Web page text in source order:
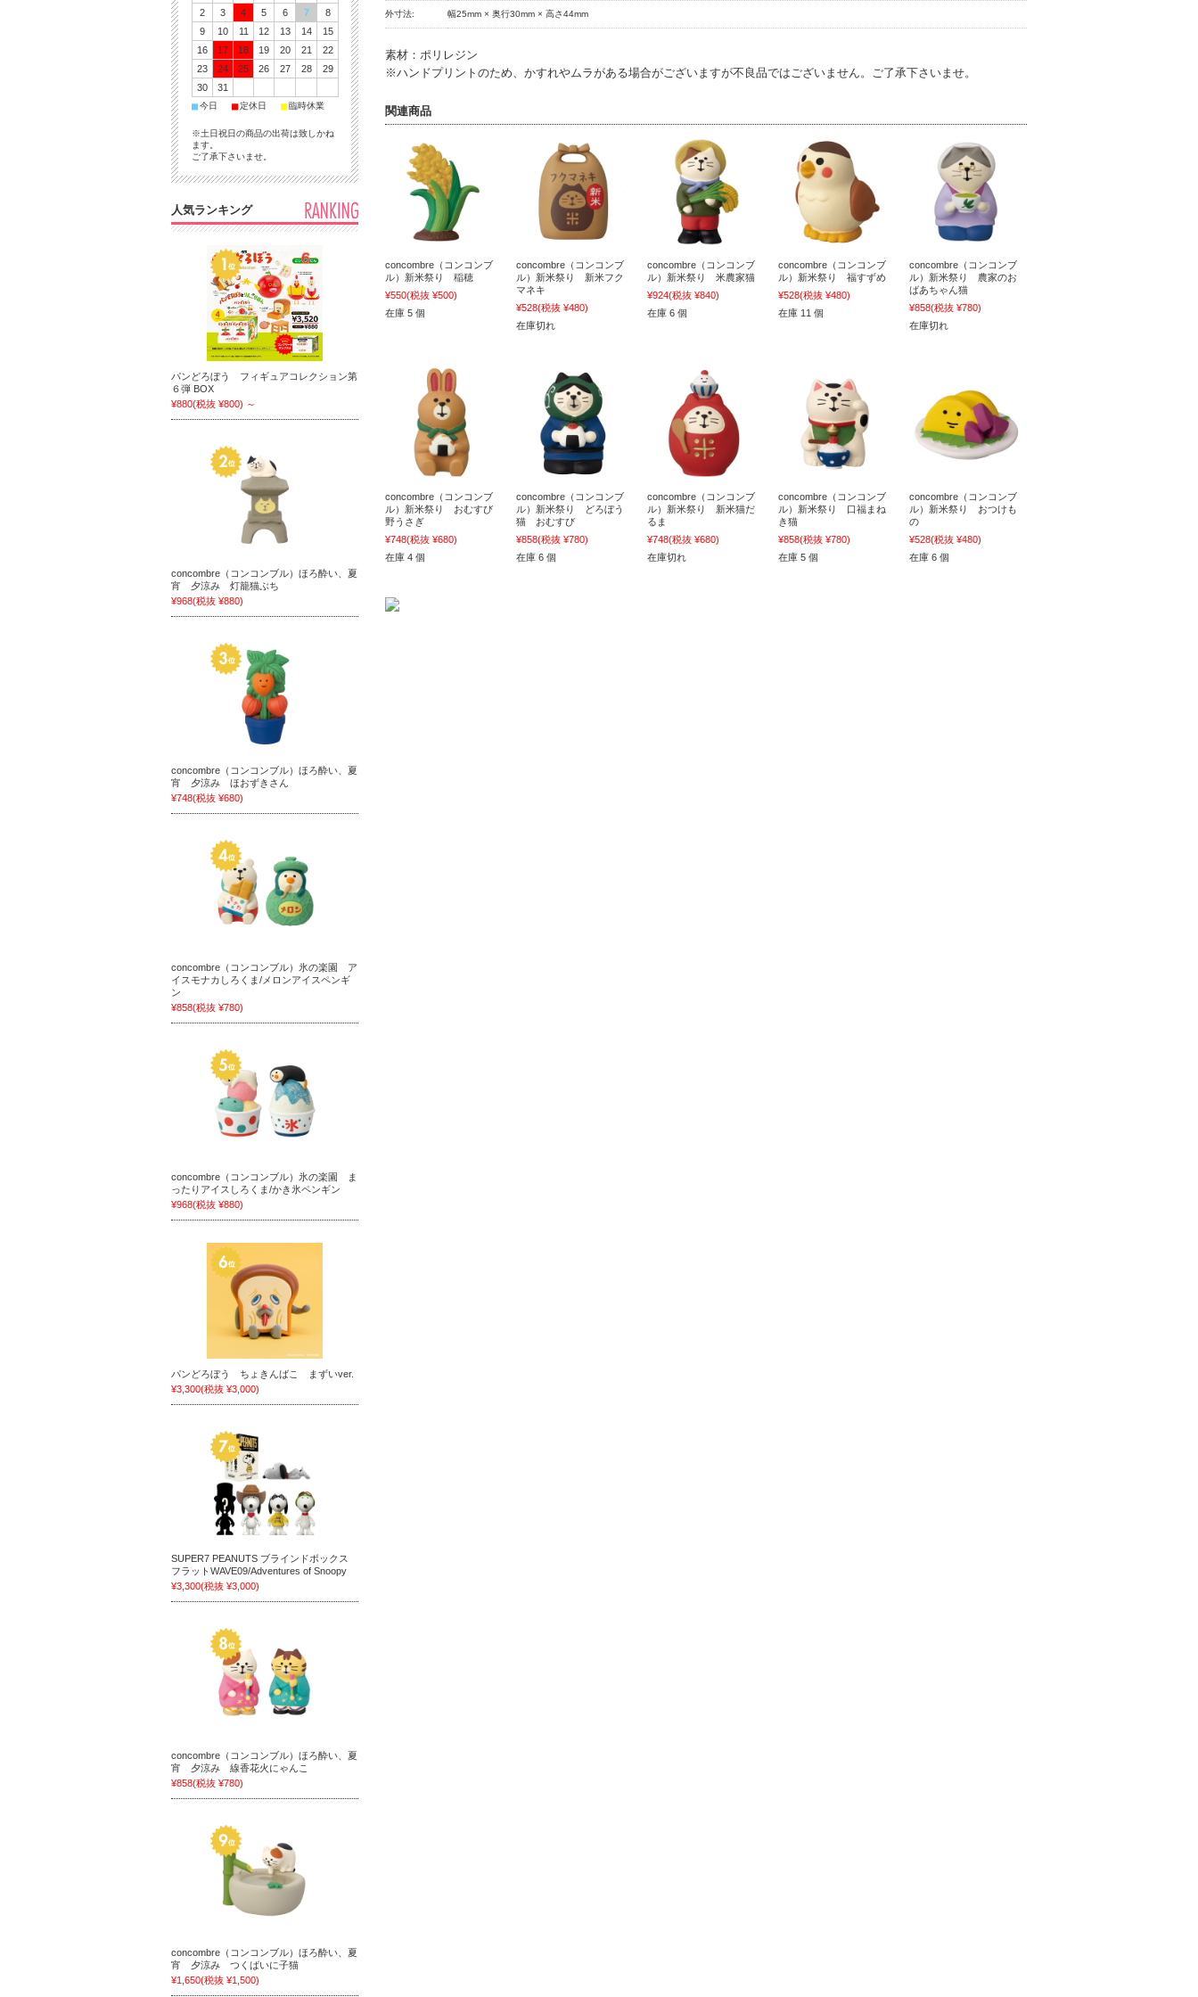
外寸法: 幅25mm × 奥行30mm × 高さ44mm
素材：ポリレジン
※ハンドプリントのため、かすれやムラがある場合がございますが不良品ではございません。ご了承下さいませ。
関連商品
concombre（コンコンブ
ル）新米祭り 稲穂
¥550(税抜 ¥500)
在庫 5 個
concombre（コンコンブ
ル）新米祭り 新米フク
マネキ
¥528(税抜 ¥480)
在庫切れ
concombre（コンコンブ
ル）新米祭り 米農家猫
¥924(税抜 ¥840)
在庫 6 個
concombre（コンコンブ
ル）新米祭り 福すずめ
¥528(税抜 ¥480)
在庫 11 個
concombre（コンコンブ
ル）新米祭り 農家のお
ばあちゃん猫
¥858(税抜 ¥780)
在庫切れ
concombre（コンコンブ
ル）新米祭り おむすび
野うさぎ
¥748(税抜 ¥680)
在庫 4 個
concombre（コンコンブ
ル）新米祭り どろぼう
猫 おむすび
¥858(税抜 ¥780)
在庫 6 個
concombre（コンコンブ
ル）新米祭り 新米猫だ
るま
¥748(税抜 ¥680)
在庫切れ
concombre（コンコンブ
ル）新米祭り 口福まね
き猫
¥858(税抜 ¥780)
在庫 5 個
concombre（コンコンブ
ル）新米祭り おつけも
の
¥528(税抜 ¥480)
在庫 6 個
2
3 4 5 6 7
8
9
10 11 12 13 14
15
16
17 18 19 20 21
22
23
24 25 26 27 28
29
30
31
■今日 ■定休日 ■臨時休業
※土日祝日の商品の出荷は致しかね
ます。
ご了承下さいませ。
人気ランキング
パンどろぼう フィギュアコレクション第
６弾 BOX
¥880(税抜 ¥800) ～
concombre（コンコンブル）ほろ酔い、夏
宵 夕涼み 灯籠猫ぶち
¥968(税抜 ¥880)
concombre（コンコンブル）ほろ酔い、夏
宵 夕涼み ほおずきさん
¥748(税抜 ¥680)
concombre（コンコンブル）氷の楽園 ア
イスモナカしろくま/メロンアイスペンギ
ン
¥858(税抜 ¥780)
concombre（コンコンブル）氷の楽園 ま
ったりアイスしろくま/かき氷ペンギン
¥968(税抜 ¥880)
パンどろぼう ちょきんばこ まずいver.
¥3,300(税抜 ¥3,000)
SUPER7 PEANUTS ブラインドボックス
フラットWAVE09/Adventures of Snoopy
¥3,300(税抜 ¥3,000)
concombre（コンコンブル）ほろ酔い、夏
宵 夕涼み 線香花火にゃんこ
¥858(税抜 ¥780)
concombre（コンコンブル）ほろ酔い、夏
宵 夕涼み つくばいに子猫
¥1,650(税抜 ¥1,500)